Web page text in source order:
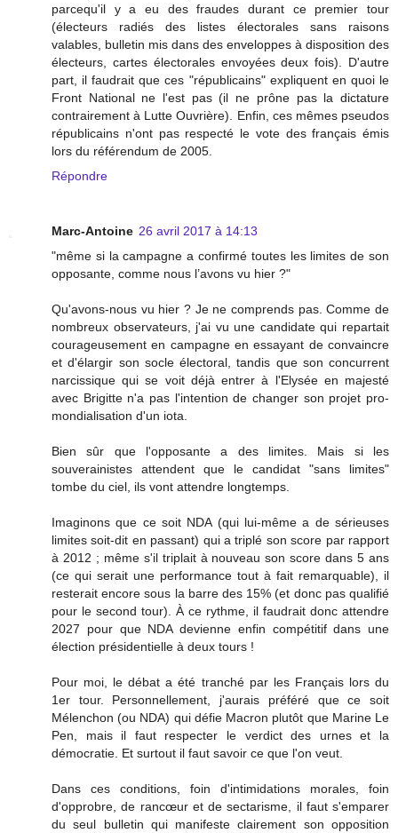
parcequ'il y a eu des fraudes durant ce premier tour
(électeurs radiés des listes électorales sans raisons
valables, bulletin mis dans des enveloppes à disposition des
électeurs, cartes électorales envoyées deux fois). D'autre
part, il faudrait que ces "républicains" expliquent en quoi le
Front National ne l'est pas (il ne prône pas la dictature
contrairement à Lutte Ouvrière). Enfin, ces mêmes pseudos
républicains n'ont pas respecté le vote des français émis
lors du référendum de 2005.
Répondre
Marc-Antoine 26 avril 2017 à 14:13
"même si la campagne a confirmé toutes les limites de son
opposante, comme nous l’avons vu hier ?"
Qu'avons-nous vu hier ? Je ne comprends pas. Comme de
nombreux observateurs, j'ai vu une candidate qui repartait
courageusement en campagne en essayant de convaincre
et d'élargir son socle électoral, tandis que son concurrent
narcissique qui se voit déjà entrer à l'Elysée en majesté
avec Brigitte n'a pas l'intention de changer son projet pro-
mondialisation d'un iota.
Bien sûr que l'opposante a des limites. Mais si les
souverainistes attendent que le candidat "sans limites"
tombe du ciel, ils vont attendre longtemps.
Imaginons que ce soit NDA (qui lui-même a de sérieuses
limites soit-dit en passant) qui a triplé son score par rapport
à 2012 ; même s'il triplait à nouveau son score dans 5 ans
(ce qui serait une performance tout à fait remarquable), il
resterait encore sous la barre des 15% (et donc pas qualifié
pour le second tour). À ce rythme, il faudrait donc attendre
2027 pour que NDA devienne enfin compétitif dans une
élection présidentielle à deux tours !
Pour moi, le débat a été tranché par les Français lors du
1er tour. Personnellement, j'aurais préféré que ce soit
Mélenchon (ou NDA) qui défie Macron plutôt que Marine Le
Pen, mais il faut respecter le verdict des urnes et la
démocratie. Et surtout il faut savoir ce que l'on veut.
Dans ces conditions, foin d'intimidations morales, foin
d'opprobre, de rancœur et de sectarisme, il faut s'emparer
du seul bulletin qui manifeste clairement son opposition